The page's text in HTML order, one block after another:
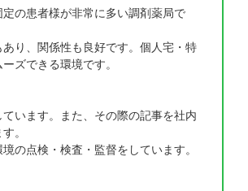
の患者様が非常に多い調剤薬局で
り、関係性も良好です。個人宅・特
ズできる環境です。
います。また、その際の記事を社内
。
の点検・検査・監督をしています。